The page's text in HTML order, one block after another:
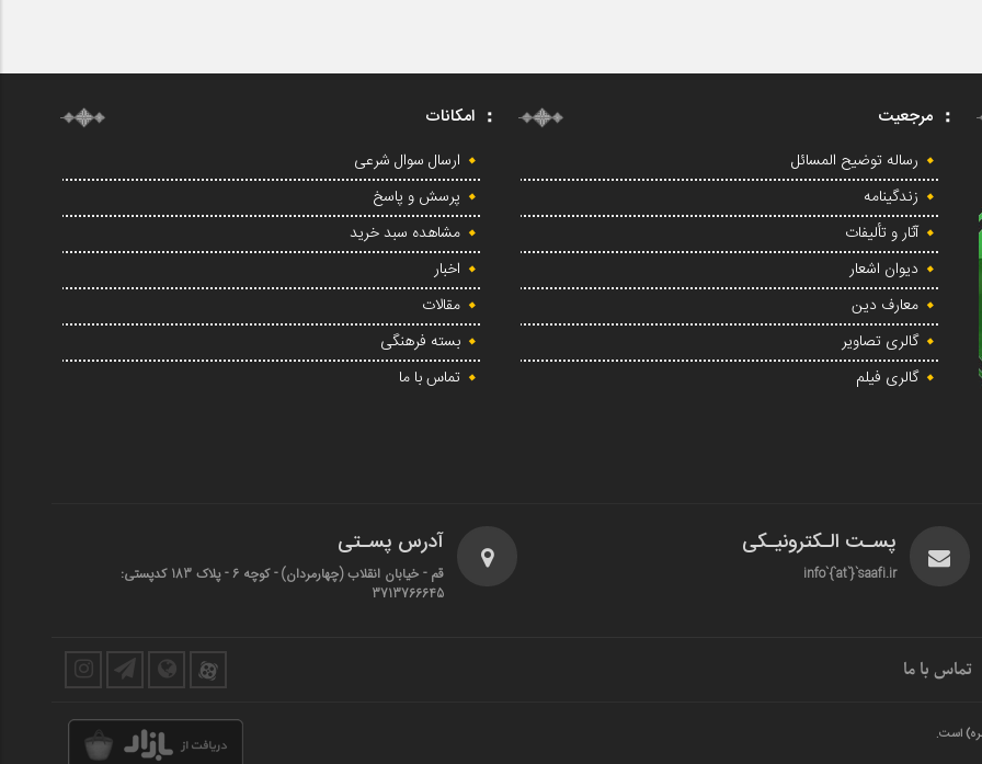
مرجعیت
رساله توضیح المسائل
زندگینامه
آثار و تألیفات
دیوان اشعار
معارف دین
گالری تصاویر
گالری فیلم
امکانات
ارسال سوال شرعی
پرسش و پاسخ
مشاهده سبد خرید
اخبار
مقالات
بسته فرهنگی
تماس با ما
پسـت الـکترونیـکی
info`{`at`}`saafi.ir
آدرس پسـتی
قم - خیابان انقلاب (چهارمردان)‌ - کوچه 6 - پلاک 183 کدپستی:
3713766645
تماس با ما
است.